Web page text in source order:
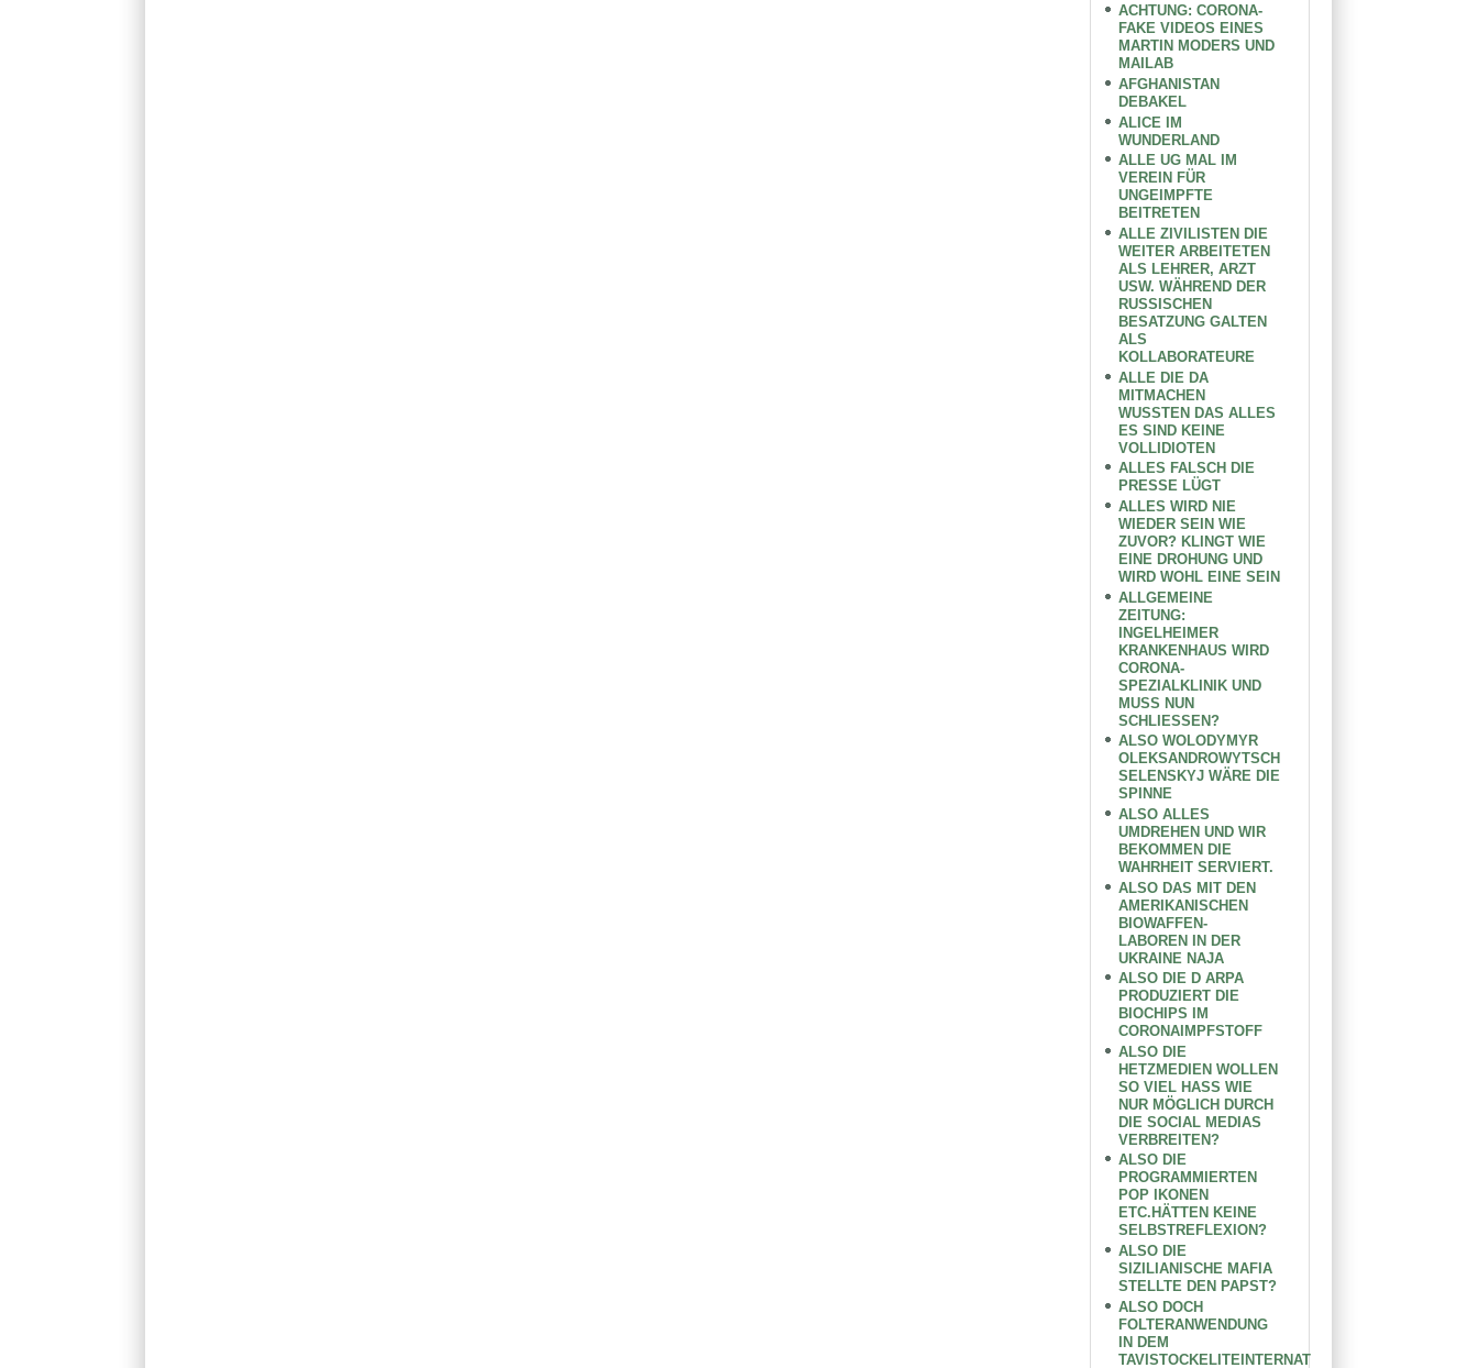
ACHTUNG: CORONA-
FAKE VIDEOS EINES
MARTIN MODERS UND
MAILAB
AFGHANISTAN
DEBAKEL
ALICE IM
WUNDERLAND
ALLE UG MAL IM
VEREIN FÜR
UNGEIMPFTE
BEITRETEN
ALLE ZIVILISTEN DIE
WEITER ARBEITETEN
ALS LEHRER, ARZT
USW. WÄHREND DER
RUSSISCHEN
BESATZUNG GALTEN
ALS
KOLLABORATEURE
ALLE DIE DA
MITMACHEN
WUSSTEN DAS ALLES
ES SIND KEINE
VOLLIDIOTEN
ALLES FALSCH DIE
PRESSE LÜGT
ALLES WIRD NIE
WIEDER SEIN WIE
ZUVOR? KLINGT WIE
EINE DROHUNG UND
WIRD WOHL EINE SEIN
ALLGEMEINE
ZEITUNG:
INGELHEIMER
KRANKENHAUS WIRD
CORONA-
SPEZIALKLINIK UND
MUSS NUN
SCHLIESSEN?
ALSO WOLODYMYR
OLEKSANDROWYTSCH
SELENSKYJ WÄRE DIE
SPINNE
ALSO ALLES
UMDREHEN UND WIR
BEKOMMEN DIE
WAHRHEIT SERVIERT.
ALSO DAS MIT DEN
AMERIKANISCHEN
BIOWAFFEN-
LABOREN IN DER
UKRAINE NAJA
ALSO DIE D ARPA
PRODUZIERT DIE
BIOCHIPS IM
CORONAIMPFSTOFF
ALSO DIE
HETZMEDIEN WOLLEN
SO VIEL HASS WIE
NUR MÖGLICH DURCH
DIE SOCIAL MEDIAS
VERBREITEN?
ALSO DIE
PROGRAMMIERTEN
POP IKONEN
ETC.HÄTTEN KEINE
SELBSTREFLEXION?
ALSO DIE
SIZILIANISCHE MAFIA
STELLTE DEN PAPST?
ALSO DOCH
FOLTERANWENDUNG
IN DEM
TAVISTOCKELITEINTERNAT